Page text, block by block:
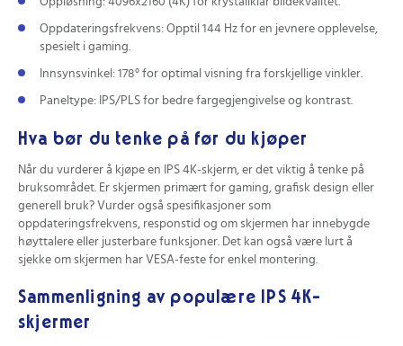
Oppdateringsfrekvens: Opptil 144 Hz for en jevnere opplevelse,
spesielt i gaming.
Innsynsvinkel: 178° for optimal visning fra forskjellige vinkler.
Paneltype: IPS/PLS for bedre fargegjengivelse og kontrast.
Hva bør du tenke på før du kjøper
Når du vurderer å kjøpe en IPS 4K-skjerm, er det viktig å tenke på
bruksområdet. Er skjermen primært for gaming, grafisk design eller
generell bruk? Vurder også spesifikasjoner som
oppdateringsfrekvens, responstid og om skjermen har innebygde
høyttalere eller justerbare funksjoner. Det kan også være lurt å
sjekke om skjermen har VESA-feste for enkel montering.
Sammenligning av populære IPS 4K-
skjermer